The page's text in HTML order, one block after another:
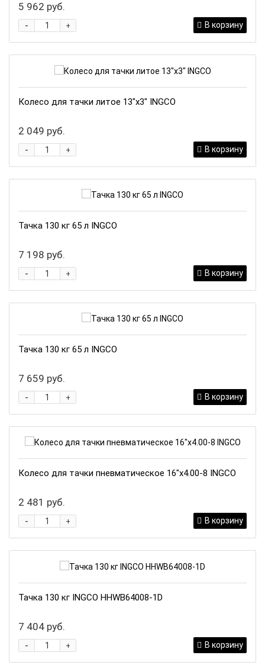
5 962 руб.
+
- В корзину
Колесо для тачки литое 13"х3" INGCO
2 049 руб.
+
- В корзину
Тачка 130 кг 65 л INGCO
7 198 руб.
+
- В корзину
Тачка 130 кг 65 л INGCO
7 659 руб.
+
- В корзину
Колесо для тачки пневматическое 16"х4.00-8 INGCO
2 481 руб.
+
- В корзину
Тачка 130 кг INGCO HHWB64008-1D
7 404 руб.
+
- В корзину